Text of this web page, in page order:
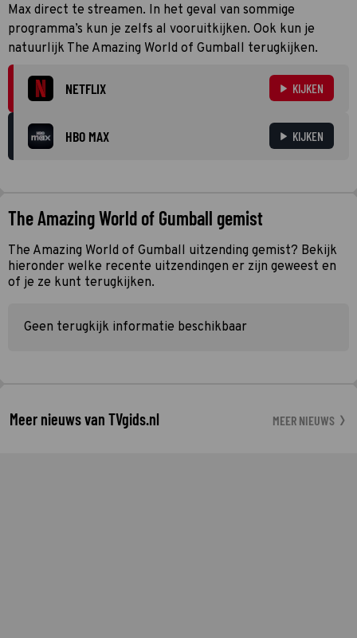
Max direct te streamen. In het geval van sommige
programma’s kun je zelfs al vooruitkijken. Ook kun je
natuurlijk The Amazing World of Gumball terugkijken.
NETFLIX KIJKEN
HBO MAX KIJKEN
The Amazing World of Gumball gemist
The Amazing World of Gumball uitzending gemist? Bekijk
hieronder welke recente uitzendingen er zijn geweest en
of je ze kunt terugkijken.
Geen terugkijk informatie beschikbaar
Meer nieuws van TVgids.nl MEER NIEUWS